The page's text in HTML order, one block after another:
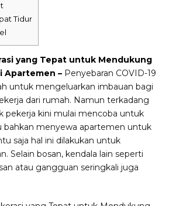
Tidur
yang Tepat untuk Mendukung
Apartemen – Penyebaran COVID-19
untuk mengeluarkan imbauan bagi
dari rumah. Namun terkadang
pekerja kini mulai mencoba untuk
bahkan menyewa apartemen untuk
saja hal ini dilakukan untuk
Selain bosan, kendala lain seperti
atau gangguan seringkali juga